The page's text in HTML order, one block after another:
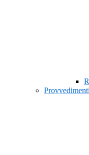
Provvedimenti